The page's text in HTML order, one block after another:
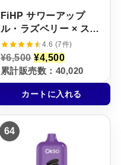
FiHP サワーアップ
ル・ラズベリー × スト
ロベリー・チェリー
【ニコパフ】5%
4.6 (7件)
¥6,500 元
の
価
格
は
¥
0
0
¥4,500現
在
の
価
格
は
5
累計販売数：40,020
カートに入れる
64